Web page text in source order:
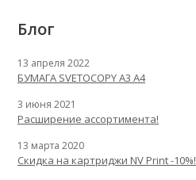
Блог
13 апреля 2022
БУМАГА SVETOCOPY A3 A4
3 июня 2021
Расширение ассортимента!
13 марта 2020
Скидка на картриджи NV Print -10%!